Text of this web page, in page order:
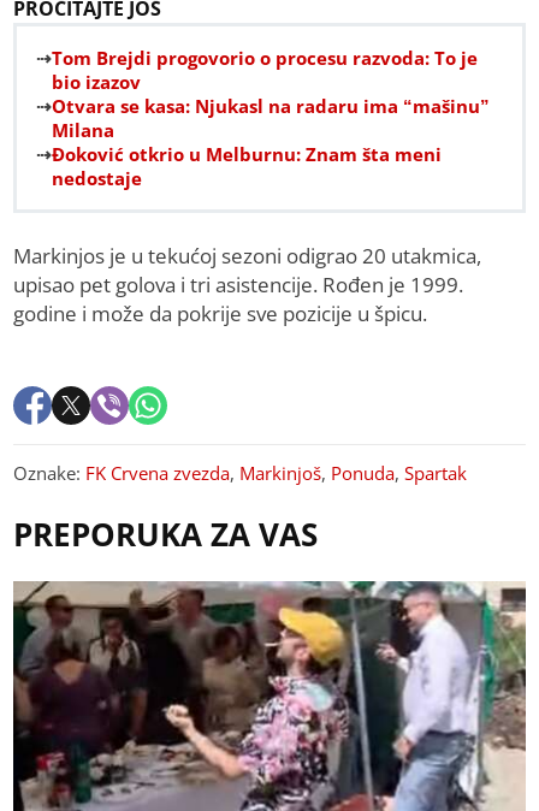
PROČITAJTE JOŠ
Tom Brejdi progovorio o procesu razvoda: To je
bio izazov
Otvara se kasa: Njukasl na radaru ima “mašinu”
Milana
Đoković otkrio u Melburnu: Znam šta meni
nedostaje
Markinjos je u tekućoj sezoni odigrao 20 utakmica,
upisao pet golova i tri asistencije. Rođen je 1999.
godine i može da pokrije sve pozicije u špicu.
Oznake: FK Crvena zvezda, Markinjoš, Ponuda,Spartak
PREPORUKA ZA VAS